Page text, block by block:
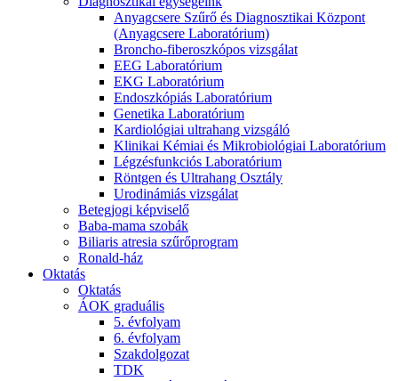
Anyagcsere Szűrő és Diagnosztikai Központ
(Anyagcsere Laboratórium)
Broncho-fiberoszkópos vizsgálat
EEG Laboratórium
EKG Laboratórium
Endoszkópiás Laboratórium
Genetika Laboratórium
Kardiológiai ultrahang vizsgáló
Klinikai Kémiai és Mikrobiológiai Laboratórium
Légzésfunkciós Laboratórium
Röntgen és Ultrahang Osztály
Urodinámiás vizsgálat
Betegjogi képviselő
Baba-mama szobák
Biliaris atresia szűrőprogram
Ronald-ház
Oktatás
Oktatás
ÁOK graduális
5. évfolyam
6. évfolyam
Szakdolgozat
TDK